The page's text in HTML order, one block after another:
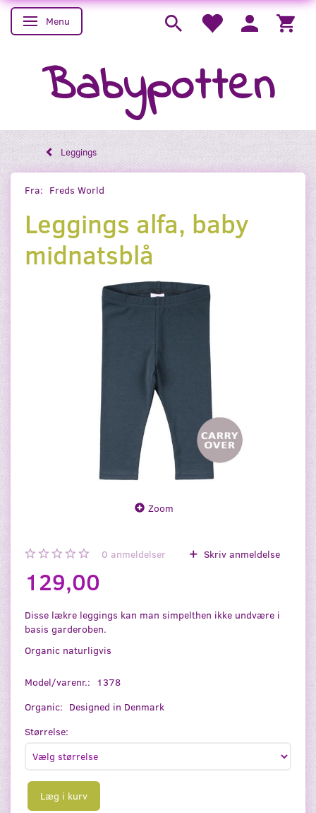
Skifte navigation
Menu
Babypotten
Leggings
Fra: Freds World
Leggings alfa, baby
midnatsblå
Zoom
0 anmeldelser Skriv anmeldelse
129,00
Disse lækre leggings kan man simpelthen ikke undvære i
basis garderoben.
Organic naturligvis
Model/varenr.:
1378
Organic: Designed in Denmark
Størrelse:
Læg i kurv